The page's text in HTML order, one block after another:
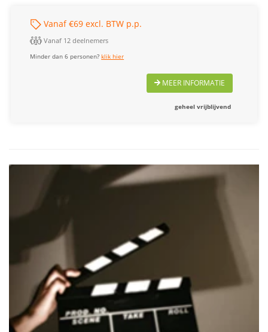
Vanaf €69 excl. BTW p.p.
Vanaf 12 deelnemers
Minder dan 6 personen?klik hier
MEER INFORMATIE
geheel vrijblijvend